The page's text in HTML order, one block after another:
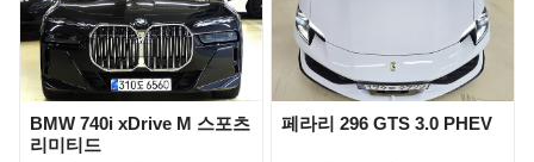
BMW 740i xDrive M 스포츠
리미티드
페라리 296 GTS 3.0 PHEV